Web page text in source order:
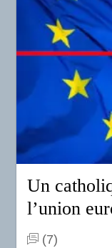
Un
l’union
(7)